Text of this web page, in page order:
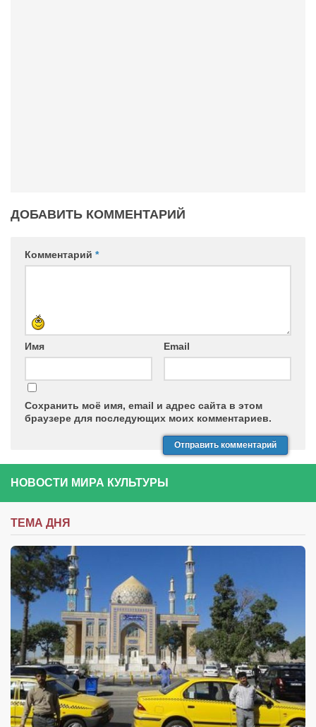
ДОБАВИТЬ КОММЕНТАРИЙ
Комментарий *
Имя Email
Сохранить моё имя, email и адрес сайта в этом
браузере для последующих моих комментариев.
НОВОСТИ МИРА КУЛЬТУРЫ
ТЕМА ДНЯ